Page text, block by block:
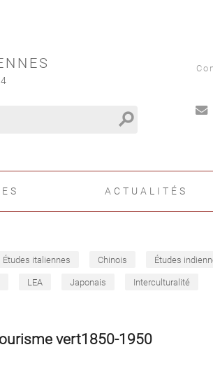
search
ACTUALITÉS
Études italiennes Chinois Études
LEA Japonais Interculturalité
vert1850-1950